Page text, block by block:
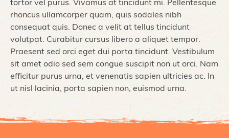
tortor vel purus. Vivamus at tincidunt mi. Pellentesque
rhoncus ullamcorper quam, quis sodales nibh
consequat quis. Donec a velit at tellus tincidunt
volutpat. Curabitur cursus libero a aliquet tempor.
Praesent sed orci eget dui porta tincidunt. Vestibulum
sit amet odio sed sem congue suscipit non ut orci. Nam
efficitur purus urna, et venenatis sapien ultricies ac. In
ut nisl lacinia, porta sapien non, euismod urna.